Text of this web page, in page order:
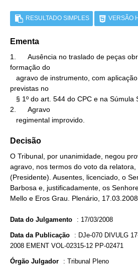
RESULTADO SIMPLES VERSÃO
Ementa
1.      Ausência no traslado de peças
formação do
previstas no
2.      Agravo
   regimental improvido.
Decisão
O Tribunal, por unanimidade, negou
agravo, nos termos do voto da
(Presidente). Ausentes, licenciado, o
Barbosa e, justificadamente, os
Mello e Eros Grau. Plenário,
Data do Julgamento : 17/03/2008
Data da Publicação : DJe-070 DIVULG
2008 EMENT VOL-02315-12 PP-02471
Órgão Julgador : Tribunal Pleno